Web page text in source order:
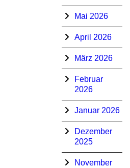
Mai 2026
April 2026
März 2026
Februar
2026
Januar 2026
Dezember
2025
November